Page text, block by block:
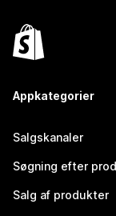
Appkategorier
Salgskanaler
Søgning efter
Salg af produkter